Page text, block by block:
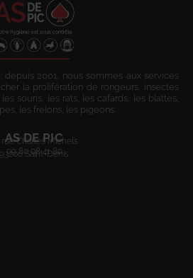
depuis 2001, nous sommes aux services
la prolifération de rongeurs, insectes
souris, les rats, les cafards, les blattes,
les frelons, les pigeons.
AS DE PIC
rue Charles Michels
93200 Saint-Denis
09 80 08 41 80